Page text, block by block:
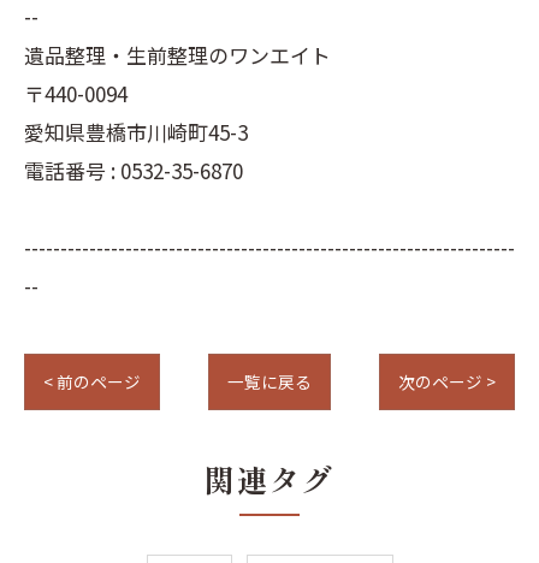
--
遺品整理・生前整理のワンエイト
〒440-0094
愛知県豊橋市川崎町45-3
電話番号 : 0532-35-6870
--------------------------------------------------------------------
--
< 前のページ 一覧に戻る 次のページ >
関連タグ